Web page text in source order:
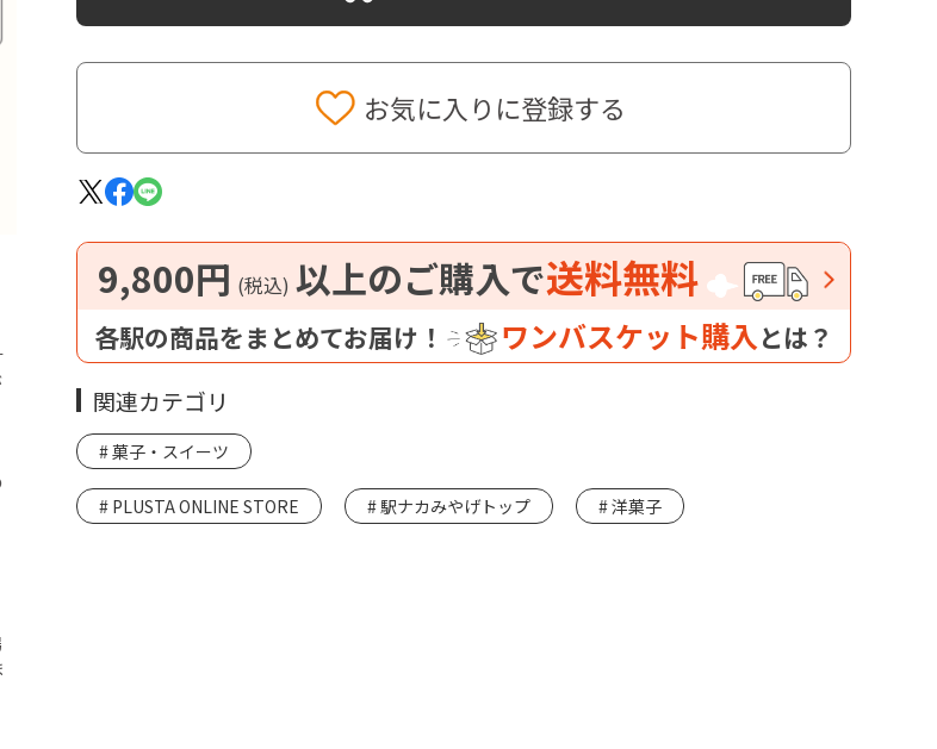
お気に入りに登録する
9,800円 (税込) 以上のご購入で送料無料
各駅の商品をまとめてお届け！ ワンバスケット購入とは？
関連カテゴリ
菓子・スイーツ
PLUSTA ONLINE STORE 駅ナカみやげトップ 洋菓子